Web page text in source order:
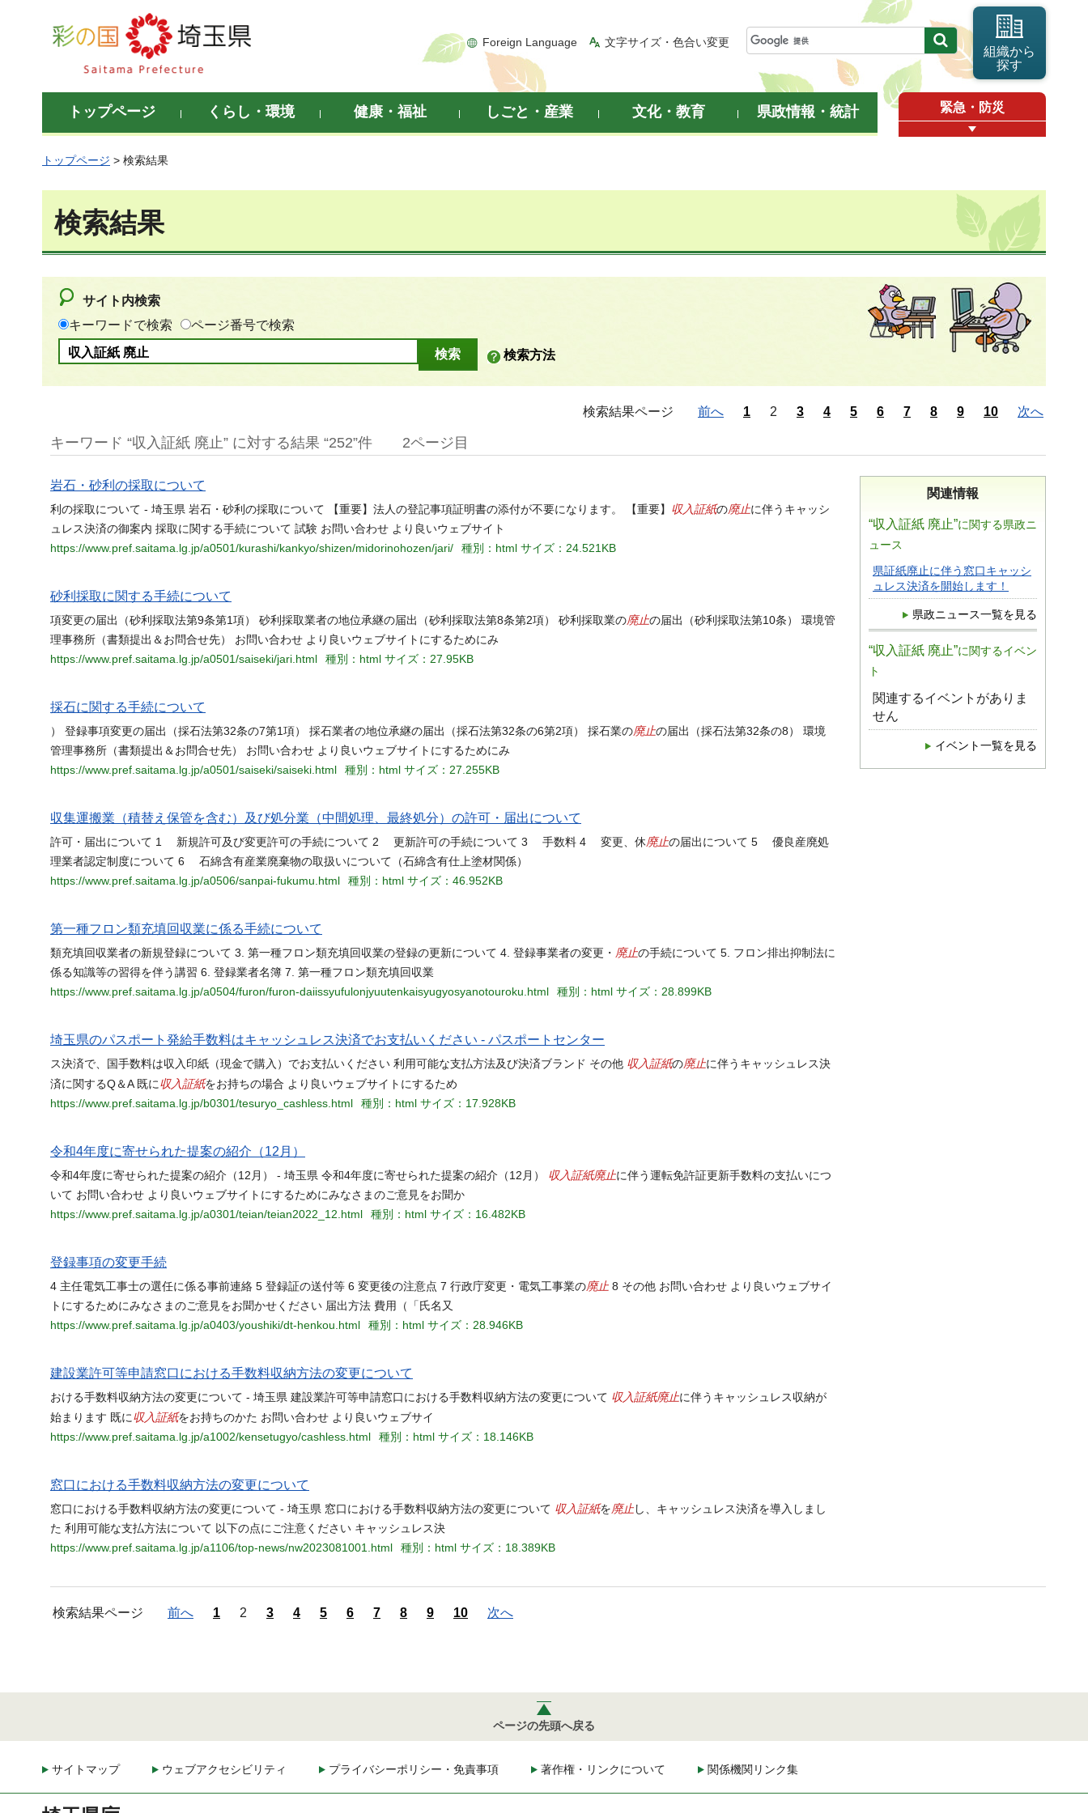
彩の国 埼玉県
Foreign Language 文字サイズ・色合い変更
組織から
探す
トップページ くらし・環境 健康・福祉 しごと・産業 文化・教育 県政情報・統計 緊急・防災
トップページ > 検索結果
検索結果
サイト内検索
キーワードで検索
ページ番号で検索
検索方法
検索結果ページ 前へ 1 2 3 4 5 6 7 8 9 10 次へ
キーワード “収入証紙 廃止” に対する結果 “252”件 2ページ目
関連情報
“収入証紙 廃止”に関する県政ニ
ュース
県証紙廃止に伴う窓口キャッシ
ュレス決済を開始します！
県政ニュース一覧を見る
“収入証紙 廃止”に関するイベン
ト
関連するイベントがありま
せん
イベント一覧を見る
岩石・砂利の採取について
利の採取について - 埼玉県 岩石・砂利の採取について 【重要】法人の登記事項証明書の添付が不要になります。 【重要】 収入証紙の廃止に伴うキャッシ
ュレス決済の御案内 採取に関する手続について 試験 お問い合わせ より良いウェブサイト
https://www.pref.saitama.lg.jp/a0501/kurashi/kankyo/shizen/midorinohozen/jari/
種別：html サイズ：24.521KB
砂利採取に関する手続について
項変更の届出（砂利採取法第9条第1項） 砂利採取業者の地位承継の届出（砂利採取法第8条第2項） 砂利採取業の廃止の届出（砂利採取法第10条） 環境管
理事務所（書類提出＆お問合せ先） お問い合わせ より良いウェブサイトにするためにみ
https://www.pref.saitama.lg.jp/a0501/saiseki/jari.html
種別：html サイズ：27.95KB
採石に関する手続について
） 登録事項変更の届出（採石法第32条の7第1項） 採石業者の地位承継の届出（採石法第32条の6第2項） 採石業の廃止の届出（採石法第32条の8） 環境
管理事務所（書類提出＆お問合せ先） お問い合わせ より良いウェブサイトにするためにみ
https://www.pref.saitama.lg.jp/a0501/saiseki/saiseki.html
種別：html サイズ：27.255KB
収集運搬業（積替え保管を含む）及び処分業（中間処理、最終処分）の許可・届出について
許可・届出について 1 新規許可及び変更許可の手続について 2 更新許可の手続について 3 手数料 4 変更、休廃止の届出について 5 優良産廃処
理業者認定制度について 6 石綿含有産業廃棄物の取扱いについて（石綿含有仕上塗材関係）
https://www.pref.saitama.lg.jp/a0506/sanpai-fukumu.html
種別：html サイズ：46.952KB
第一種フロン類充填回収業に係る手続について
類充填回収業者の新規登録について 3. 第一種フロン類充填回収業の登録の更新について 4. 登録事業者の変更・ 廃止の手続について 5. フロン排出抑制法に
係る知識等の習得を伴う講習 6. 登録業者名簿 7. 第一種フロン類充填回収業
https://www.pref.saitama.lg.jp/a0504/furon/furon-daiissyufulonjyuutenkaisyugyosyanotouroku.html
種別：html サイズ：28.899KB
埼玉県のパスポート発給手数料はキャッシュレス決済でお支払いください - パスポートセンター
ス決済で、国手数料は収入印紙（現金で購入）でお支払いください 利用可能な支払方法及び決済ブランド その他 収入証紙の廃止に伴うキャッシュレス決
済に関するQ＆A 既に収入証紙をお持ちの場合 より良いウェブサイトにするため
https://www.pref.saitama.lg.jp/b0301/tesuryo_cashless.html
種別：html サイズ：17.928KB
令和4年度に寄せられた提案の紹介（12月）
令和4年度に寄せられた提案の紹介（12月） - 埼玉県 令和4年度に寄せられた提案の紹介（12月） 収入証紙廃止に伴う運転免許証更新手数料の支払いにつ
いて お問い合わせ より良いウェブサイトにするためにみなさまのご意見をお聞か
https://www.pref.saitama.lg.jp/a0301/teian/teian2022_12.html
種別：html サイズ：16.482KB
登録事項の変更手続
4 主任電気工事士の選任に係る事前連絡 5 登録証の送付等 6 変更後の注意点 7 行政庁変更・電気工事業の廃止 8 その他 お問い合わせ より良いウェブサイ
トにするためにみなさまのご意見をお聞かせください 届出方法 費用（「氏名又
https://www.pref.saitama.lg.jp/a0403/youshiki/dt-henkou.html
種別：html サイズ：28.946KB
建設業許可等申請窓口における手数料収納方法の変更について
おける手数料収納方法の変更について - 埼玉県 建設業許可等申請窓口における手数料収納方法の変更について 収入証紙廃止に伴うキャッシュレス収納が
始まります 既に収入証紙をお持ちのかた お問い合わせ より良いウェブサイ
https://www.pref.saitama.lg.jp/a1002/kensetugyo/cashless.html
種別：html サイズ：18.146KB
窓口における手数料収納方法の変更について
窓口における手数料収納方法の変更について - 埼玉県 窓口における手数料収納方法の変更について 収入証紙を廃止 し、キャッシュレス決済を導入しまし
た 利用可能な支払方法について 以下の点にご注意ください キャッシュレス決
https://www.pref.saitama.lg.jp/a1106/top-news/nw2023081001.html
種別：html サイズ：18.389KB
検索結果ページ 前へ 1 2 3 4 5 6 7 8 9 10 次へ
ページの先頭へ戻る
サイトマップ ウェブアクセシビリティ プライバシーポリシー・免責事項 著作権・リンクについて 関係機関リンク集